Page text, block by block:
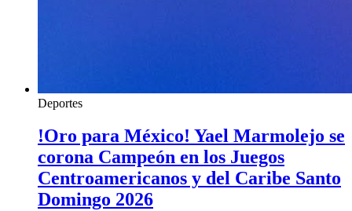
Deportes
!Oro para México! Yael Marmolejo se
corona Campeón en los Juegos
Centroamericanos y del Caribe Santo
Domingo 2026